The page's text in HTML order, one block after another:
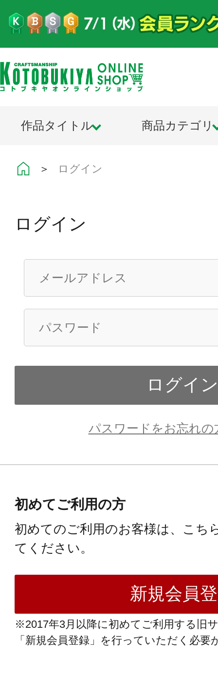
作品タイトル 商品カテゴリ
＞ ログイン
ログイン
パスワードをお忘れの
初めてご利用の方
初めてのご利用のお客様は、こち
てください。
※2017年3月以降に初めてご利用する旧
「新規会員登録」を行っていただく必要